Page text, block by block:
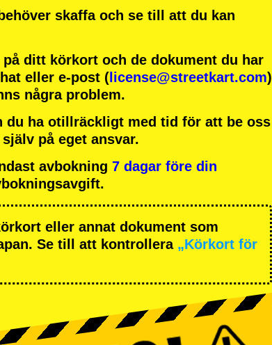
skaffa och se till att du kan
ditt körkort och de dokument du har
eller e-post ( license@streetkart.com)
några problem.
du ha otillräckligt med tid för att be oss
på eget ansvar.
avbokning 7 dagar före din
eller annat dokument som
Se till att kontrollera „Körkort för